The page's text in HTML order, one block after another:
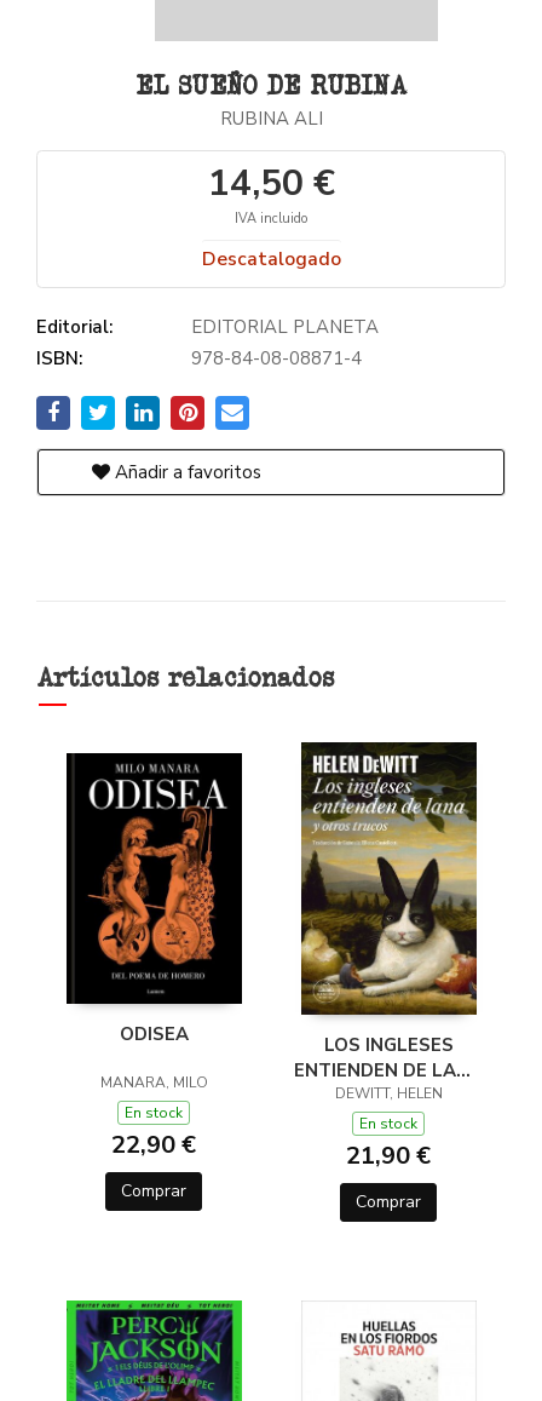
EL SUEÑO DE RUBINA
RUBINA ALI
14,50 €
IVA incluido
Descatalogado
Editorial:
EDITORIAL PLANETA
ISBN:
978-84-08-08871-4
Añadir a favoritos
Artículos relacionados
ODISEA
MANARA, MILO
En stock
22,90 €
Comprar
LOS INGLESES
ENTIENDEN DE LANA
(Y OTROS TRUCOS)
DEWITT, HELEN
En stock
21,90 €
Comprar